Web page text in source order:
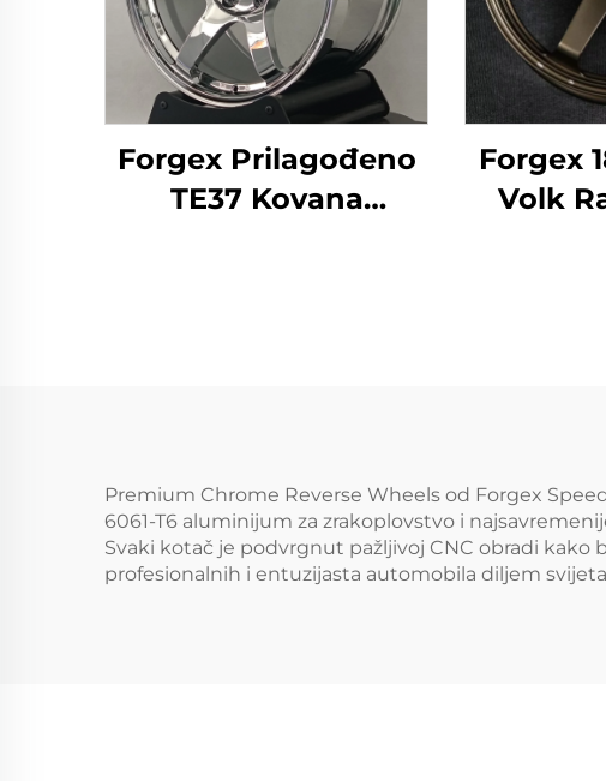
Forgex Prilagođeno
TE37 Kovana
Forgex
Volk
Premium Chrome Reverse Wheels od Forgex
6061-T6 aluminijum za zrakoplovstvo i
Svaki kotač je podvrgnut pažljivoj CNC obradi kako
profesionalnih i entuzijasta automobila diljem